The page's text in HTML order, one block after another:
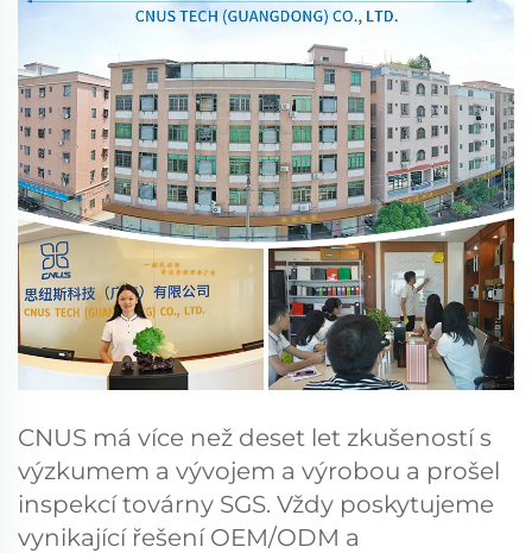
CNUS má více než deset let zkušeností s
výzkumem a vývojem a výrobou a prošel
inspekcí továrny SGS. Vždy poskytujeme
vynikající řešení OEM/ODM a